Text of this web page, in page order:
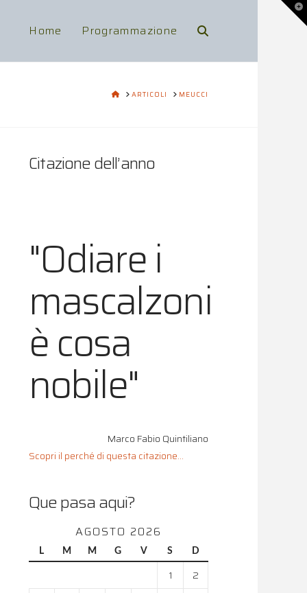
Home Programmazione
HOMEARTICOLI MEUCCI
Citazione dell’anno
"Odiare i
mascalzoni
è cosa
nobile"
Marco Fabio Quintiliano
Scopri il perché di questa citazione...
Que pasa aqui?
AGOSTO 2026
L M M G V S D
1
2